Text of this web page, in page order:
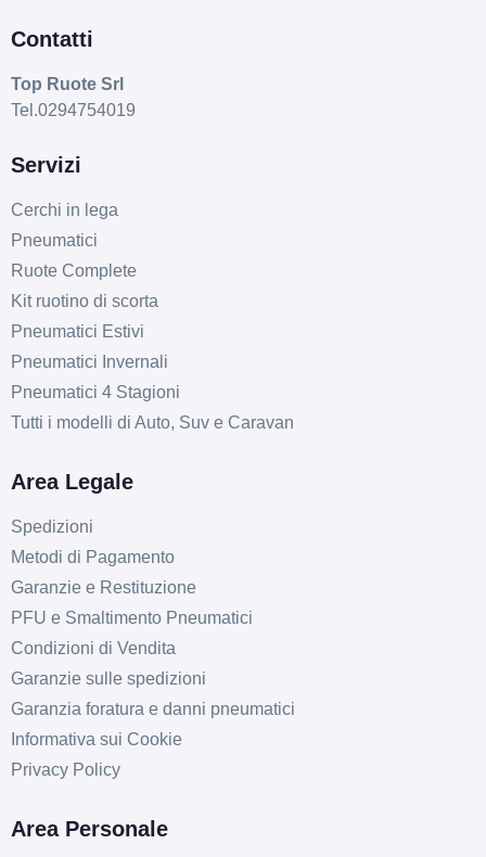
Contatti
Top Ruote Srl
Tel.0294754019
Servizi
Cerchi in lega
Pneumatici
Ruote Complete
Kit ruotino di scorta
Pneumatici Estivi
Pneumatici Invernali
Pneumatici 4 Stagioni
Tutti i modelli di Auto, Suv e Caravan
Area Legale
Spedizioni
Metodi di Pagamento
Garanzie e Restituzione
PFU e Smaltimento Pneumatici
Condizioni di Vendita
Garanzie sulle spedizioni
Garanzia foratura e danni pneumatici
Informativa sui Cookie
Privacy Policy
Area Personale